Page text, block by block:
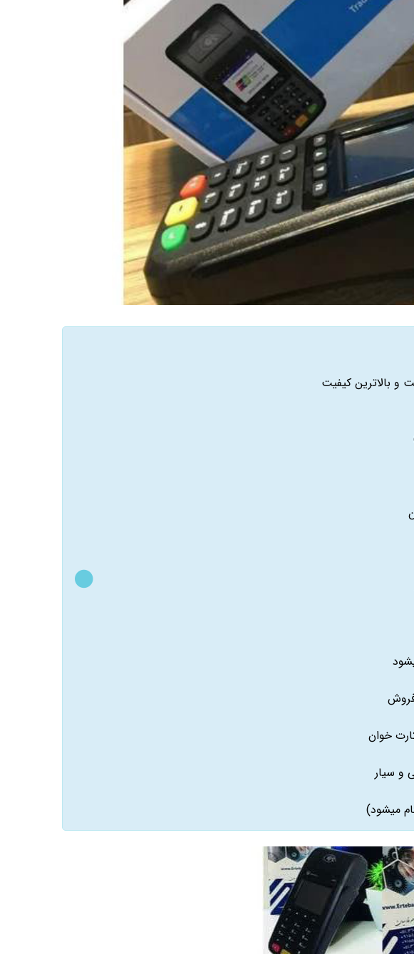
و بالاترین کیفیت
خوان
و سیار
میشود)